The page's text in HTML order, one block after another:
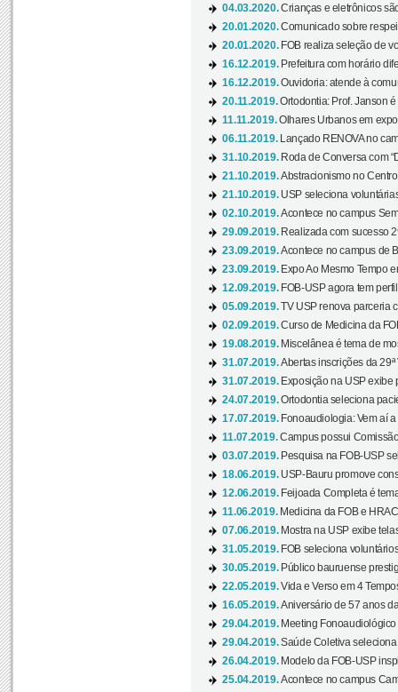
04.03.2020.Crianças e eletrônicos
20.01.2020.Comunicado sobre
20.01.2020. FOB realiza seleção de
16.12.2019. Prefeitura com horário
16.12.2019.Ouvidoria: atende à
20.11.2019.Ortodontia: Prof. Janson
11.11.2019.Olhares Urbanos em
06.11.2019.
Lançado RENOVA no
31.10.2019. Roda de Conversa com
21.10.2019.Abstracionismo no
21.10.2019. USP seleciona
02.10.2019.Acontece no campus
29.09.2019. Realizada com sucesso
23.09.2019.Acontece no campus de
23.09.2019. Expo Ao Mesmo Tempo
12.09.2019. FOB-USP agora tem
05.09.2019.TV USP renova parceria
02.09.2019.Curso de Medicina da
19.08.2019. Miscelânea é tema de
31.07.2019.Abertas inscrições da 29ª
31.07.2019. Exposição na USP exibe
24.07.2019.Ortodontia seleciona
17.07.2019. Fonoaudiologia: Vem aí
11.07.2019.Campus possui
03.07.2019. Pesquisa na FOB-USP
18.06.2019. USP-Bauru promove
12.06.2019. Feijoada Completa é
11.06.2019. Medicina da FOB e
07.06.2019. Mostra na USP exibe
31.05.2019. FOB seleciona
30.05.2019. Público bauruense
22.05.2019.Vida e Verso em 4
16.05.2019.Aniversário de 57 anos
29.04.2019. Meeting
29.04.2019.Saúde Coletiva
26.04.2019. Modelo da FOB-USP
25.04.2019.Acontece no campus